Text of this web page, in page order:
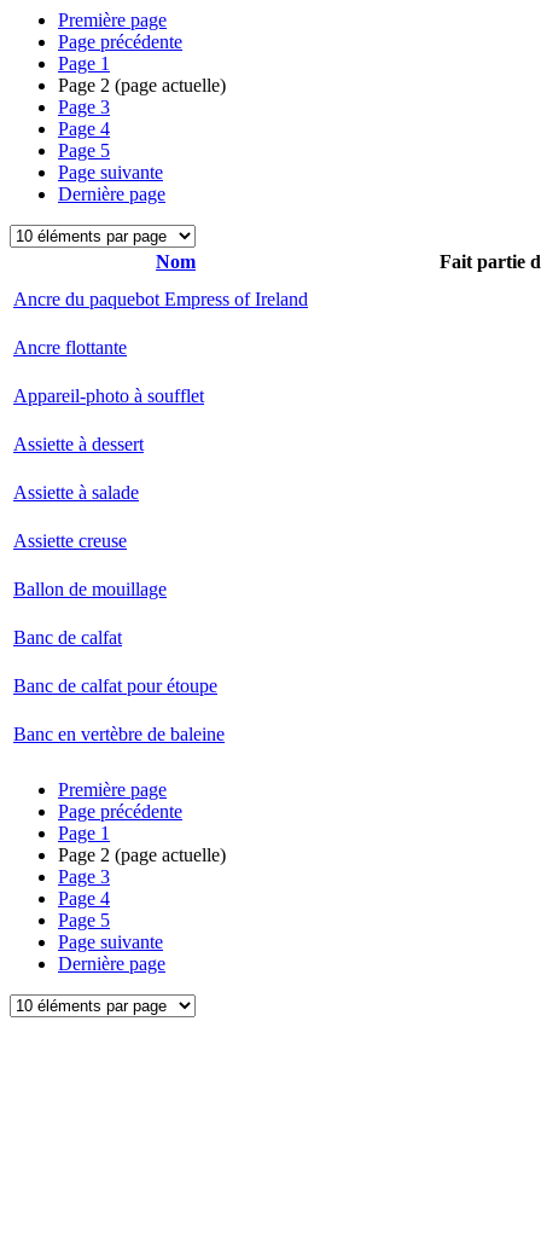
Première page
Page précédente
Page 1
Page 2 (page actuelle)
Page 3
Page 4
Page 5
Page suivante
Dernière page
Nom
Fait partie
Ancre du paquebot Empress of Ireland
Ancre flottante
Appareil-photo à soufflet
Assiette à dessert
Assiette à salade
Assiette creuse
Ballon de mouillage
Banc de calfat
Banc de calfat pour étoupe
Banc en vertèbre de baleine
Première page
Page précédente
Page 1
Page 2 (page actuelle)
Page 3
Page 4
Page 5
Page suivante
Dernière page